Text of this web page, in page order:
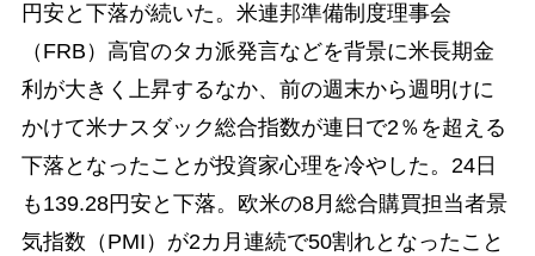
円安と下落が続いた。米連邦準備制度理事会
（FRB）高官のタカ派発言などを背景に米長期金
利が大きく上昇するなか、前の週末から週明けに
かけて米ナスダック総合指数が連日で2％を超える
下落となったことが投資家心理を冷やした。24日
も139.28円安と下落。欧米の8月総合購買担当者景
気指数（PMI）が2カ月連続で50割れとなったこと